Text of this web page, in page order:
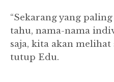
“Sekarang yang
tahu, nama-nama
saja, kita akan melihat
tutup Edu.